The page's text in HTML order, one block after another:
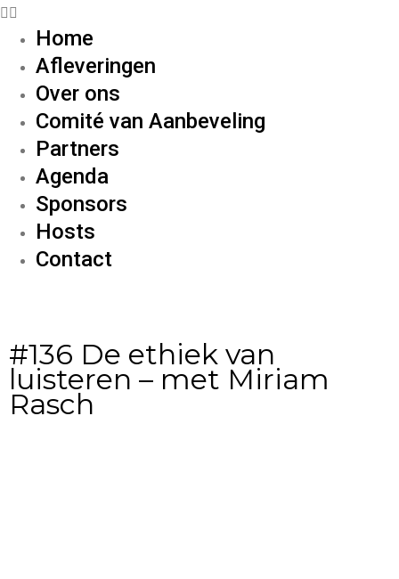
Home
Afleveringen
Over ons
Comité van Aanbeveling
Partners
Agenda
Sponsors
Hosts
Contact
#136 De ethiek van
luisteren – met Miriam
Rasch